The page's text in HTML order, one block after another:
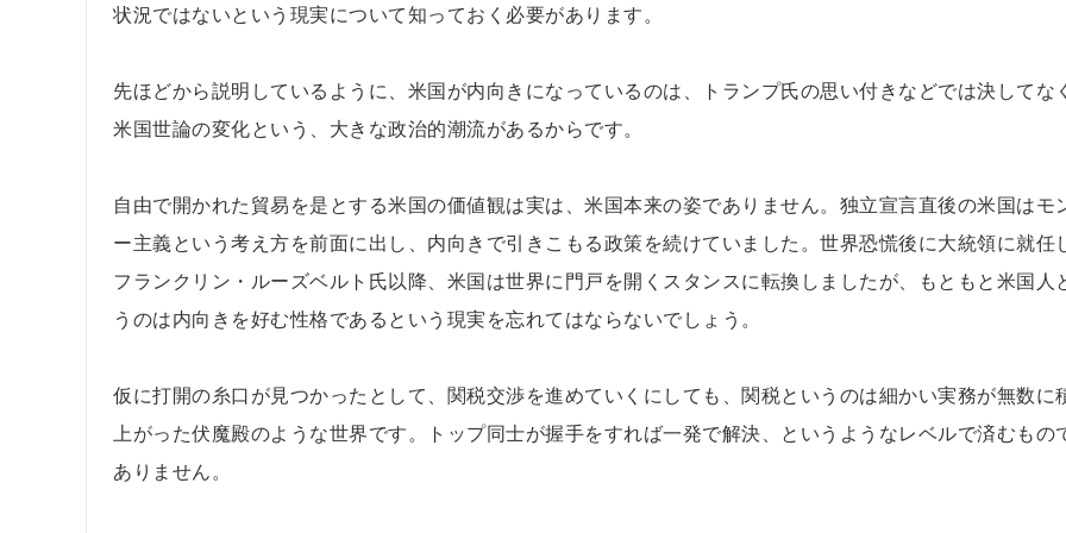
状況ではないという現実について知っておく必要があります。
先ほどから説明しているように、米国が内向きになっているのは、トランプ氏の思い付きなどでは決してな
米国世論の変化という、大きな政治的潮流があるからです。
自由で開かれた貿易を是とする米国の価値観は実は、米国本来の姿でありません。独立宣言直後の米国はモ
ー主義という考え方を前面に出し、内向きで引きこもる政策を続けていました。世界恐慌後に大統領に就任
フランクリン・ルーズベルト氏以降、米国は世界に門戸を開くスタンスに転換しましたが、もともと米国人
うのは内向きを好む性格であるという現実を忘れてはならないでしょう。
仮に打開の糸口が見つかったとして、関税交渉を進めていくにしても、関税というのは細かい実務が無数に
上がった伏魔殿のような世界です。トップ同士が握手をすれば一発で解決、というようなレベルで済むもの
ありません。